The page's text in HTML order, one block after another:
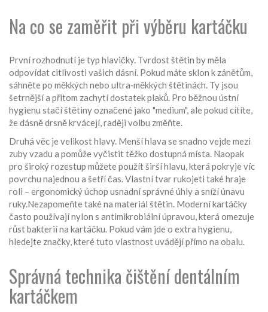
Na co se zaměřit při výběru kartáčku
První rozhodnutí je typ hlavičky. Tvrdost štětin by měla
odpovídat citlivosti vašich dásní. Pokud máte sklon k zánětům,
sáhněte po měkkých nebo ultra‑měkkých štětinách. Ty jsou
šetrnější a přitom zachytí dostatek plaků. Pro běžnou ústní
hygienu stačí štětiny označené jako "medium", ale pokud cítíte,
že dásně drsně krvácejí, raději volbu změňte.
Druhá věc je velikost hlavy. Menší hlava se snadno vejde mezi
zuby vzadu a pomůže vyčistit těžko dostupná místa. Naopak
pro široký rozestup můžete použít širší hlavu, která pokryje víc
povrchu najednou a šetří čas. Vlastní tvar rukojeti také hraje
roli – ergonomický úchop usnadní správné úhly a sníží únavu
ruky.Nezapomeňte také na materiál štětin. Moderní kartáčky
často používají nylon s antimikrobiální úpravou, která omezuje
růst bakterií na kartáčku. Pokud vám jde o extra hygienu,
hledejte značky, které tuto vlastnost uvádějí přímo na obalu.
Správná technika čištění dentálním
kartáčkem